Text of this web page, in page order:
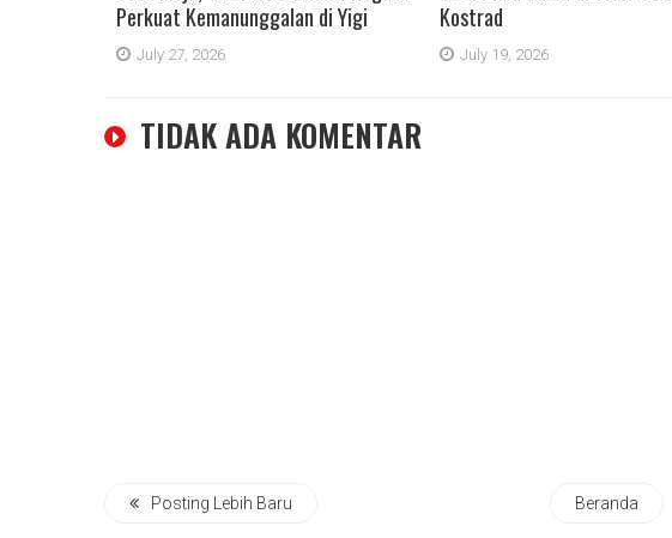
Perkuat Kemanunggalan di Yigi
July 27, 2026
Kostrad
July 19, 2026
TIDAK ADA KOMENTAR
Posting Lebih Baru Beranda